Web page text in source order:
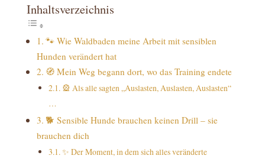
Inhaltsverzeichnis
🐾 Wie Waldbaden meine Arbeit mit sensiblen
Hunden verändert hat
🧭 Mein Weg begann dort, wo das Training endete
🎡 Als alle sagten „Auslasten, Auslasten, Auslasten“
…
🐕 Sensible Hunde brauchen keinen Drill – sie
brauchen dich
✨ Der Moment, in dem sich alles veränderte